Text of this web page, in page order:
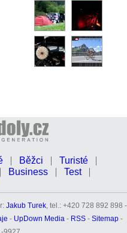
Běžci
Turisté
Business
Test
Jakub Turek, tel.: +420 728 892 898 -
- UpDown Media- RSS- Sitemap-